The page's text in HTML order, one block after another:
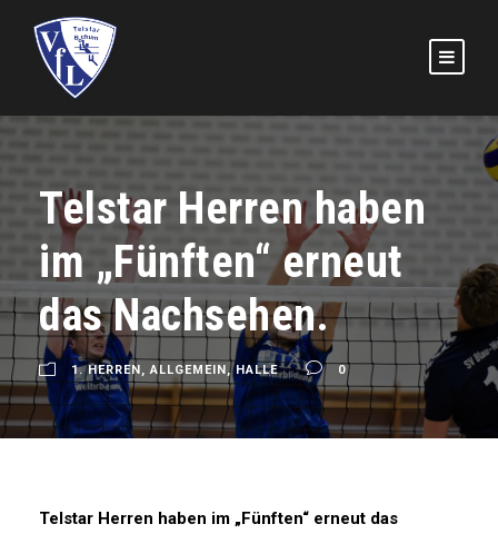
Telstar Herren haben
im „Fünften“ erneut
das Nachsehen.
1. HERREN, ALLGEMEIN, HALLE 0
Telstar Herren haben im „Fünften“ erneut das